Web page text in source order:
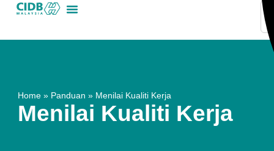
Home » Panduan » Menilai Kualiti Kerja
Menilai Kualiti Kerja